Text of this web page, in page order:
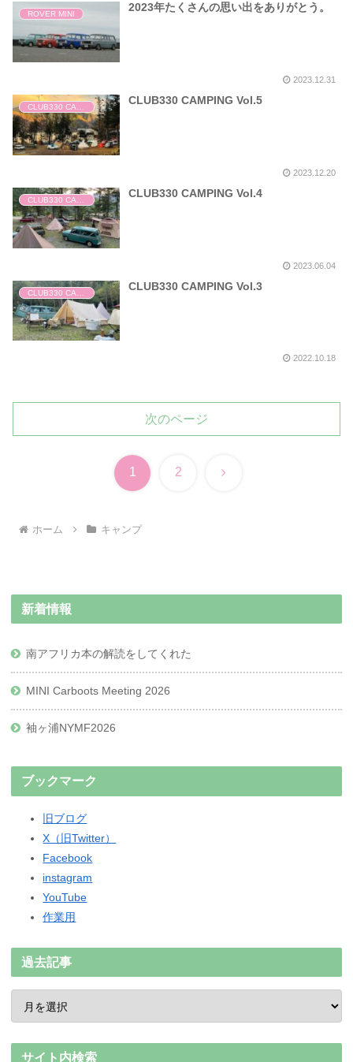
ROVER MINI
2023年たくさんの思い出をありがとう。
2023.12.31
CLUB330 CAMPING Vol.5
2023.12.20
CLUB330 CAMPING Vol.4
2023.06.04
CLUB330 CAMPING Vol.3
2022.10.18
次のページ
1 2 次
ホーム キャンプ
新着情報
南アフリカ本の解読をしてくれた
MINI Carboots Meeting 2026
袖ヶ浦NYMF2026
ブックマーク
旧ブログ
X（旧Twitter）
Facebook
instagram
YouTube
作業用
過去記事
サイト内検索